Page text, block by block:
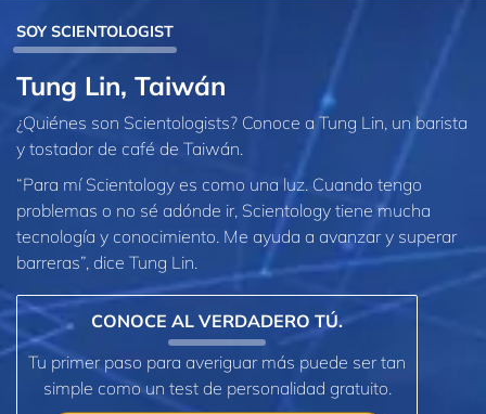
SOY SCIENTOLOGIST
Tung Lin, Taiwán
¿Quiénes son Scientologists? Conoce a Tung Lin, un barista
y tostador de café de Taiwán.
“Para mí Scientology es como una luz. Cuando tengo
problemas o no sé adónde ir, Scientology tiene mucha
tecnología y conocimiento. Me ayuda a avanzar y superar
barreras”, dice Tung Lin.
CONOCE AL VERDADERO TÚ.
Tu primer paso para averiguar más puede ser tan
simple como un test de personalidad gratuito.